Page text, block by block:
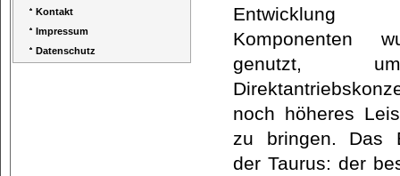
Kontakt
Impressum
Datenschutz
Komponenten
genutzt,
noch höheres
zu bringen. Das
der Taurus: der